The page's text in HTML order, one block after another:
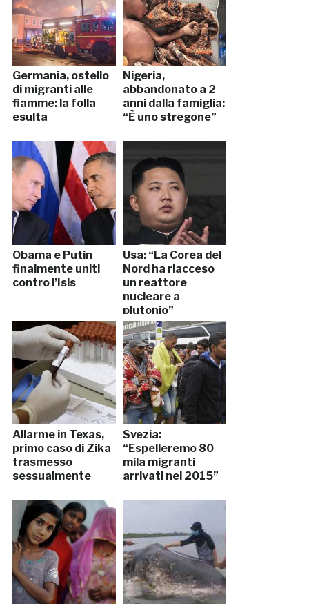
Germania, ostello
di migranti alle
fiamme: la folla
esulta
Nigeria,
abbandonato a 2
anni dalla famiglia:
“È uno stregone”
Obama e Putin
finalmente uniti
contro l’Isis
Usa: “La Corea del
Nord ha riacceso
un reattore
nucleare a
plutonio”
Allarme in Texas,
primo caso di Zika
trasmesso
sessualmente
Svezia:
“Espelleremo 80
mila migranti
arrivati nel 2015”